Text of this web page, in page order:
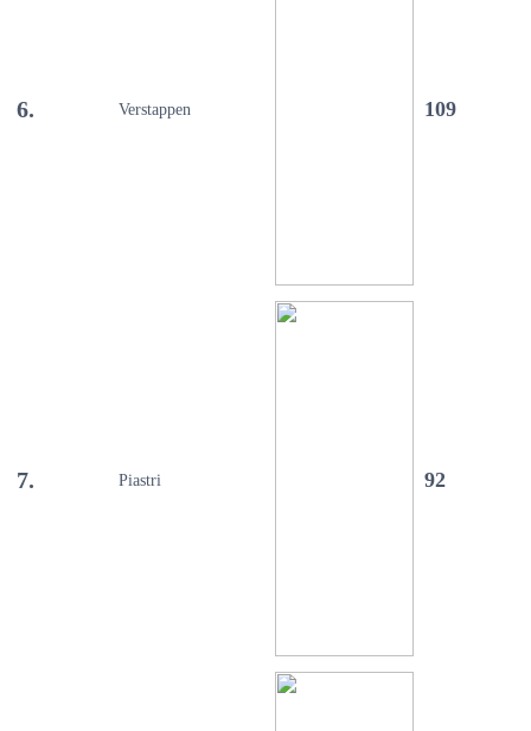
6. Verstappen 109
7. Piastri 92